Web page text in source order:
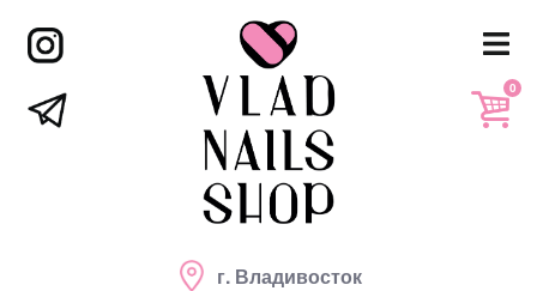
г. Владивосток
0